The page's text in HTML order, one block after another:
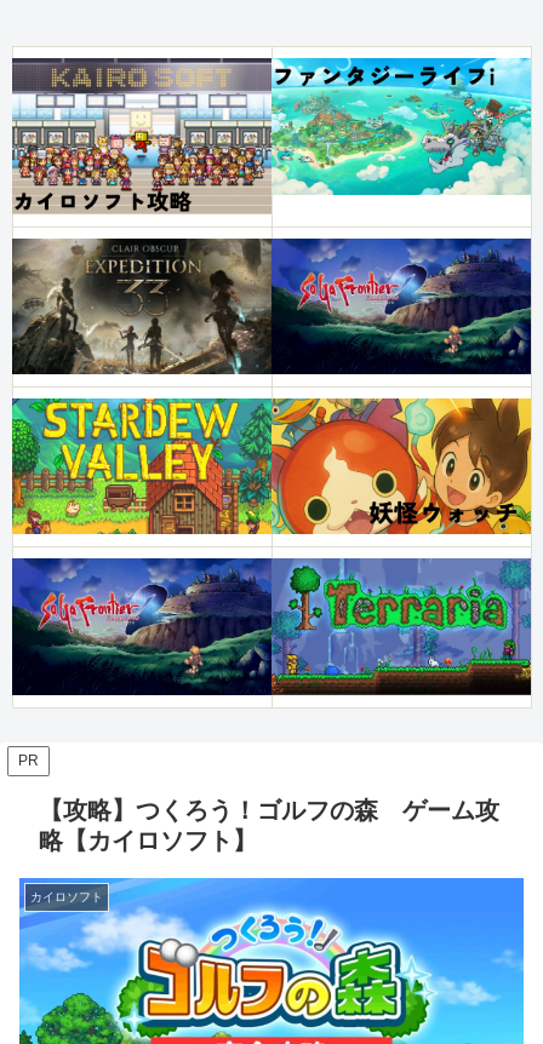
PR
【攻略】つくろう！ゴルフの森 ゲーム攻
略【カイロソフト】
カイロソフト